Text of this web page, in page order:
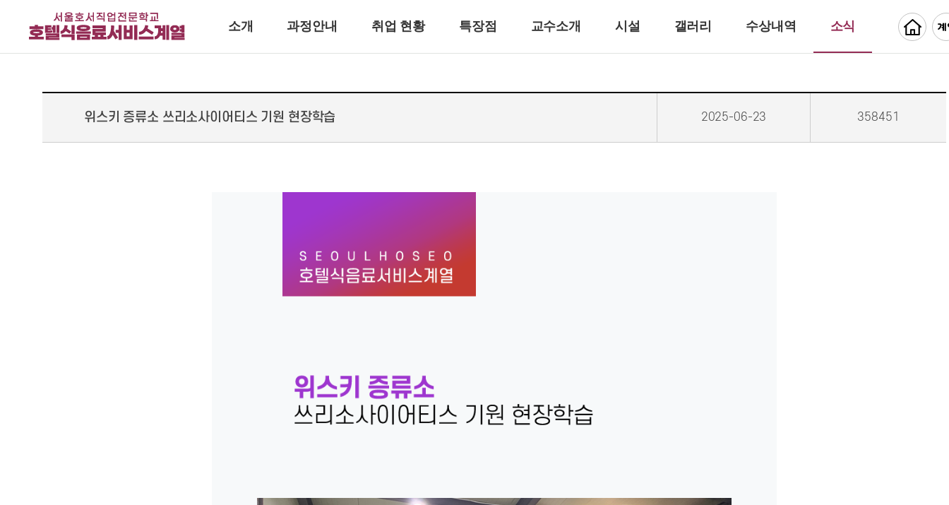
소개 과정안내 취업 현황 특장점 교수소개 시설 갤러리 수상내역 소식
위스키 증류소 쓰리소사이어티스 기원 현장학습 2025-06-23 358451